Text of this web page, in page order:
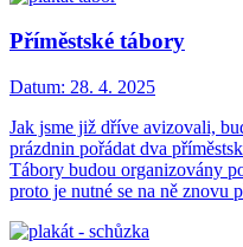
Příměstské tábory
Datum: 28. 4. 2025
Jak jsme již dříve avizovali,
prázdnin pořádat dva
Tábory budou organizovány
proto je nutné se na ně znovu